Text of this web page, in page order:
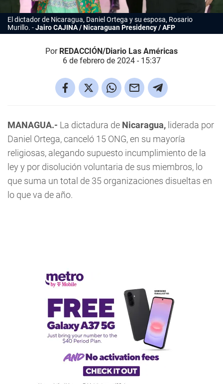
El dictador de Nicaragua, Daniel Ortega y su esposa, Rosario
Murillo.
Jairo CAJINA / Nicaraguan Presidency / AFP
Por REDACCIÓN/Diario Las Américas
6 de febrero de 2024 - 15:37
MANAGUA.- La dictadura de Nicaragua, liderada por
Daniel Ortega, canceló 15 ONG, en su mayoría
religiosas, alegando supuesto incumplimiento de la
ley y por disolución voluntaria de sus miembros, lo
que suma un total de 35 organizaciones disueltas en
lo que va de año.